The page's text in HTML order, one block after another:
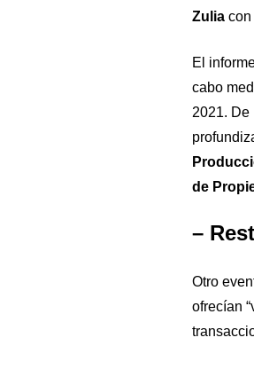
Zuliacon
El
cabo
2021. De
de
–
Otro
ofrecían